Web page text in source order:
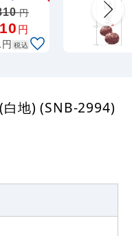
税込
円 税込
円
円
円 税込
地) (SNB-2994)